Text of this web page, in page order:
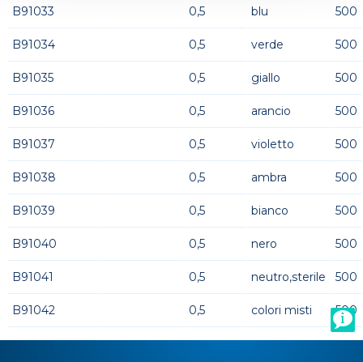
B91033 0,5 blu 500
B91034 0,5 verde 500
B91035 0,5 giallo 500
B91036 0,5 arancio 500
B91037 0,5 violetto 500
B91038 0,5 ambra 500
B91039 0,5 bianco 500
B91040 0,5 nero 500
B91041 0,5 neutro,sterile 500
B91042 0,5 colori misti 500